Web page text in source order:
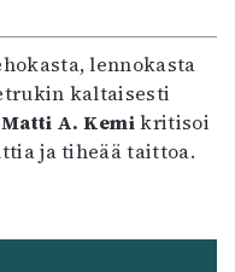
lennokasta
kaltaisesti
Matti A. Kemikritisoi
ja tiheää taittoa.